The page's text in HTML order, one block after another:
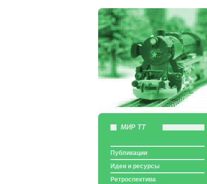
МИР ТТ
Публикации
Идеи и ресурсы
Ретроспектива